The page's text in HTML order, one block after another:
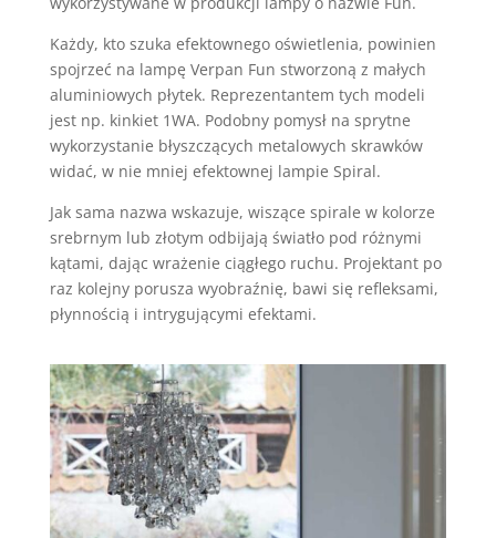
Każdy, kto szuka efektownego oświetlenia, powinien
spojrzeć na lampę Verpan Fun stworzoną z małych
aluminiowych płytek. Reprezentantem tych modeli
jest np. kinkiet 1WA. Podobny pomysł na sprytne
wykorzystanie błyszczących metalowych skrawków
widać, w nie mniej efektownej lampie Spiral.
Jak sama nazwa wskazuje, wiszące spirale w kolorze
srebrnym lub złotym odbijają światło pod różnymi
kątami, dając wrażenie ciągłego ruchu. Projektant po
raz kolejny porusza wyobraźnię, bawi się refleksami,
płynnością i intrygującymi efektami.